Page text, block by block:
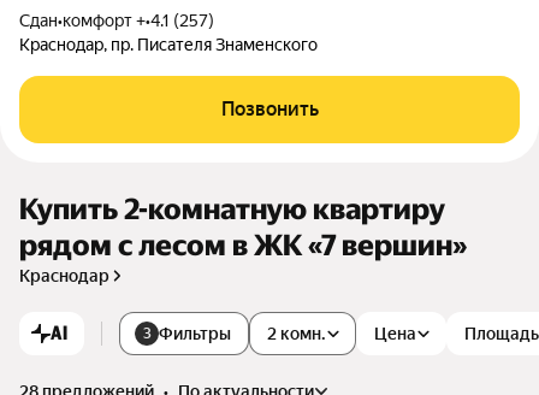
Сдан•комфорт +•4.1 (257)
Краснодар, пр. Писателя Знаменского
Позвонить
Купить 2-комнатную квартиру
рядом с лесом в ЖК «7 вершин»
Краснодар
AI 3 Фильтры 2 комн. Цена Площадь